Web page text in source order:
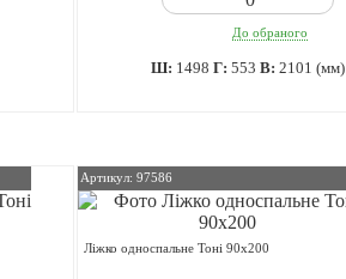
До обраного
Ш: 1498 Г: 553 В: 2101 (мм)
Артикул: 97586
Ліжко односпальне Тоні 90х200